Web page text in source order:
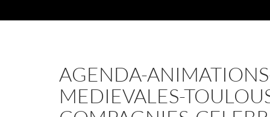
AGENDA-
MEDIEVALES-